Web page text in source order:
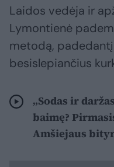
Laidos vedėja ir
Lymontienė
metodą,
besislepiančius
„Sodas ir
baimę?
Amšiejaus